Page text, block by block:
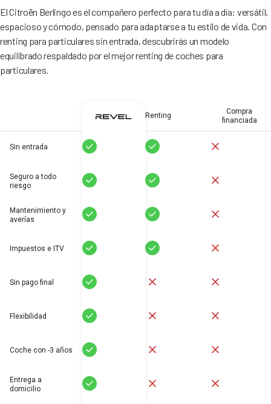
El Citroën Berlingo es el compañero perfecto para tu día a día: versátil,
espacioso y cómodo, pensado para adaptarse a tu estilo de vida. Con
renting para particulares sin entrada, descubrirás un modelo
equilibrado respaldado por el mejor renting de coches para
particulares.
Renting
Compra
financiada
Sin entrada Sí Sí
Seguro a todo
riesgo
Sí Sí
Mantenimiento y
averías
Sí Sí
Impuestos e ITV Sí Sí
Sin pago final Sí
Flexibilidad Sí
Coche con -3 años Sí
Entrega a
domicilio
Sí